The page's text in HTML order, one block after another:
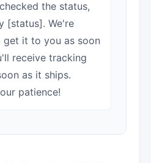
the status,
[status]. We're
it to you as soon
receive tracking
as it ships.
patience!